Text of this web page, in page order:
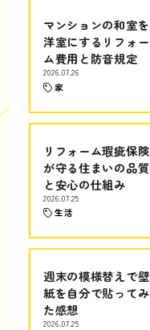
マンションの和室を
洋室にするリフォー
ム費用と防音規定
2026.07.26
家
リフォーム瑕疵保険
が守る住まいの品質
と安心の仕組み
2026.07.25
生活
週末の模様替えで壁
紙を自分で貼ってみ
た感想
2026.07.25